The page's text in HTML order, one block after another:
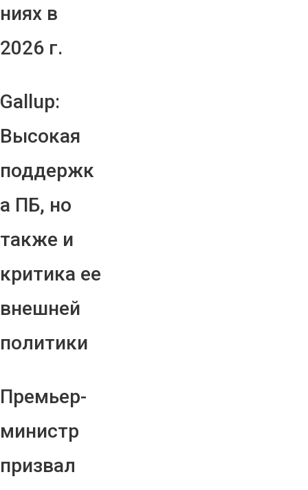
ниях в
2026 г.
Gallup:
Высокая
поддержк
а ПБ, но
также и
критика ее
внешней
политики
Премьер-
министр
призвал